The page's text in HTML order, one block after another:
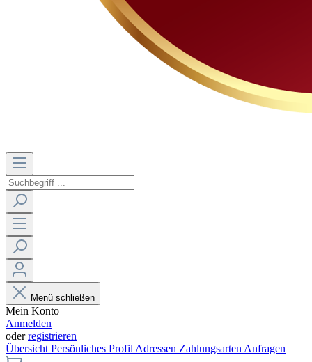
Menü schließen
Mein Konto
Anmelden
oderregistrieren
Übersicht Persönliches Profil Adressen Zahlungsarten Anfragen